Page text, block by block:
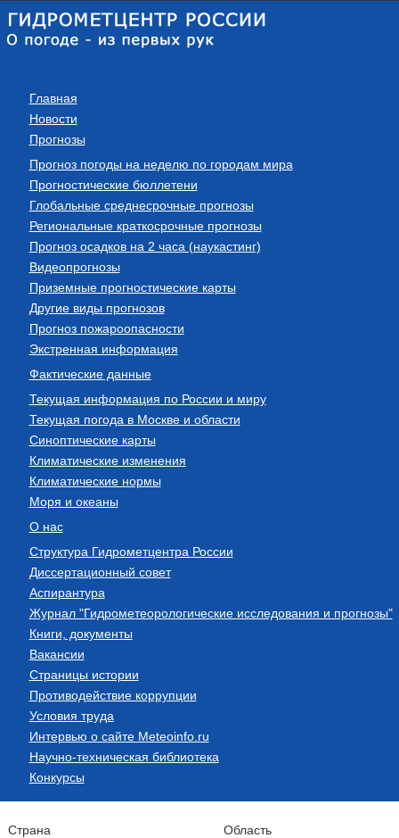
Главная
Новости
Прогнозы
Прогноз погоды на неделю по городам мира
Прогностические бюллетени
Глобальные среднесрочные прогнозы
Региональные краткосрочные прогнозы
Прогноз осадков на 2 часа (наукастинг)
Видеопрогнозы
Приземные прогностические карты
Другие виды прогнозов
Прогноз пожароопасности
Экстренная информация
Фактические данные
Текущая информация по России и миру
Текущая погода в Москве и области
Синоптические карты
Климатические изменения
Климатические нормы
Моря и океаны
О нас
Структура Гидрометцентра России
Диссертационный совет
Аспирантура
Журнал "Гидрометеорологические исследования и прогнозы"
Книги, документы
Вакансии
Страницы истории
Противодействие коррупции
Условия труда
Интервью о сайте Meteoinfo.ru
Научно-техническая библиотека
Конкурсы
Страна Область